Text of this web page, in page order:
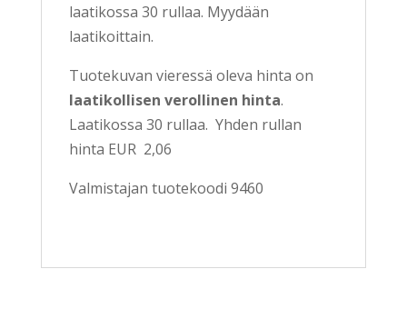
laatikossa 30 rullaa. Myydään
laatikoittain.
Tuotekuvan vieressä oleva hinta on
laatikollisen verollinen hinta.
Laatikossa 30 rullaa. Yhden rullan
hinta EUR 2,06
Valmistajan tuotekoodi 9460